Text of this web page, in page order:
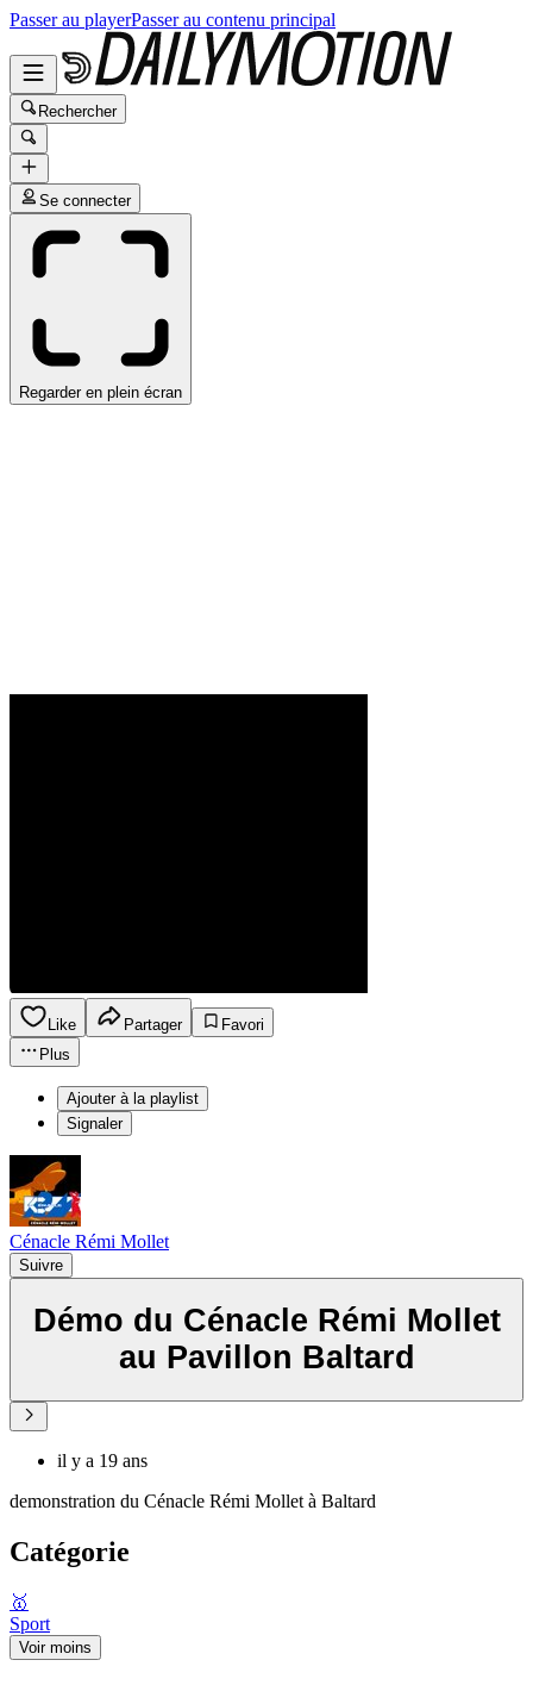
Passer au playerPasser au contenu principal
Rechercher
Se connecter
Regarder en plein écran
Like Partager
Favori
Plus
Ajouter à la playlist
Signaler
Cénacle Rémi Mollet
Suivre
Démo du Cénacle Rémi Mollet
au Pavillon Baltard
il y a 19 ans
demonstration du Cénacle Rémi Mollet à Baltard
Catégorie
🥇
Sport
Voir moins